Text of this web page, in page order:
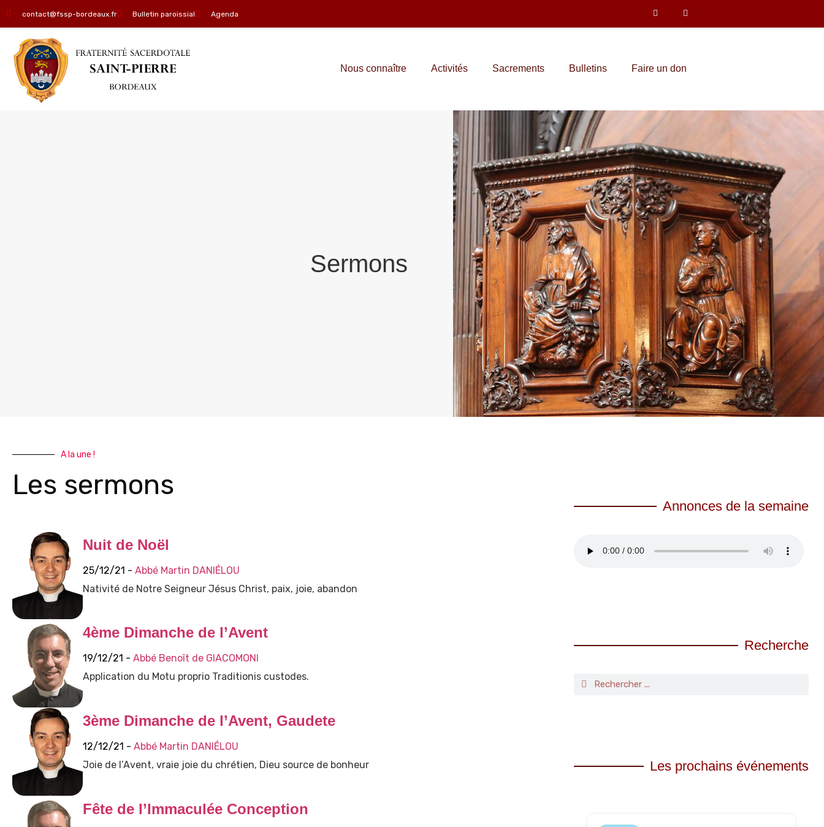
contact@fssp-bordeaux.fr Bulletin paroissial Agenda
Nous connaître Activités Sacrements Bulletins Faire un don
Sermons
A la une !
Les sermons
Nuit de Noël
25/12/21 - Abbé Martin DANIÉLOU
Nativité de Notre Seigneur Jésus Christ, paix, joie, abandon
4ème Dimanche de l’Avent
19/12/21 - Abbé Benoît de GIACOMONI
Application du Motu proprio Traditionis custodes.
3ème Dimanche de l’Avent, Gaudete
12/12/21 - Abbé Martin DANIÉLOU
Joie de l’Avent, vraie joie du chrétien, Dieu source de bonheur
Fête de l’Immaculée Conception
Annonces de la semaine
Recherche
Les prochains événements